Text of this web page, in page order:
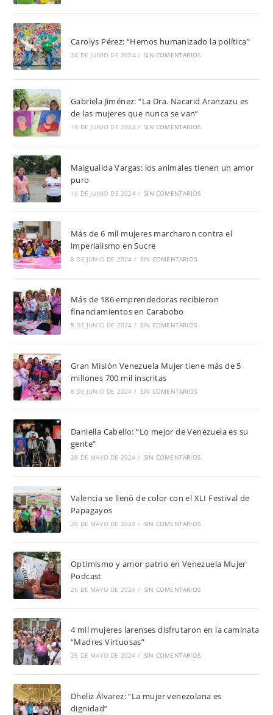
Carolys Pérez: “Hemos humanizado la política”
24 DE JUNIO DE 2024 / SIN COMENTARIOS
Gabriela Jiménez: “La Dra. Nacarid Aranzazu es
de las mujeres que nunca se van”
18 DE JUNIO DE 2024 / SIN COMENTARIOS
Maigualida Vargas: los animales tienen un amor
puro
10 DE JUNIO DE 2024 / SIN COMENTARIOS
Más de 6 mil mujeres marcharon contra el
imperialismo en Sucre
8 DE JUNIO DE 2024 / SIN COMENTARIOS
Más de 186 emprendedoras recibieron
financiamientos en Carabobo
8 DE JUNIO DE 2024 / SIN COMENTARIOS
Gran Misión Venezuela Mujer tiene más de 5
millones 700 mil inscritas
8 DE JUNIO DE 2024 / SIN COMENTARIOS
Daniella Cabello: “Lo mejor de Venezuela es su
gente”
28 DE MAYO DE 2024 / SIN COMENTARIOS
Valencia se llenó de color con el XLI Festival de
Papagayos
26 DE MAYO DE 2024 / SIN COMENTARIOS
Optimismo y amor patrio en Venezuela Mujer
Podcast
26 DE MAYO DE 2024 / SIN COMENTARIOS
4 mil mujeres larenses disfrutaron en la caminata
“Madres Virtuosas”
25 DE MAYO DE 2024 / SIN COMENTARIOS
Dheliz Álvarez: “La mujer venezolana es
dignidad”